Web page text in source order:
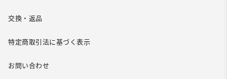
交換・返品
特定商取引法に基づく表示
お問い合わせ